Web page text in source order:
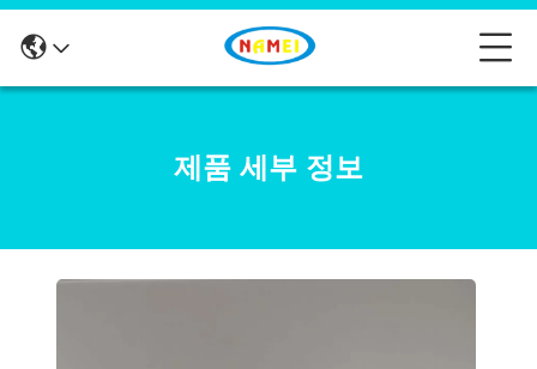
제품 세부 정보